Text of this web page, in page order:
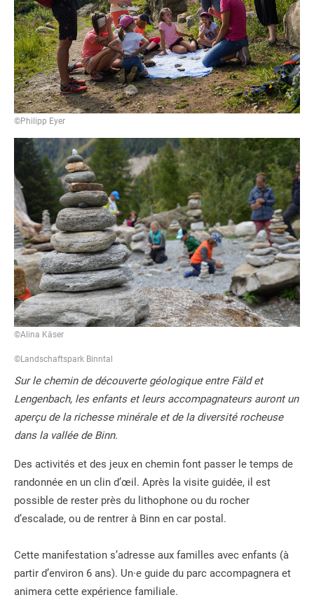
©Philipp Eyer
©Alina Käser
©Landschaftspark Binntal
Sur le chemin de découverte géologique entre Fäld et
Lengenbach, les enfants et leurs accompagnateurs auront un
aperçu de la richesse minérale et de la diversité rocheuse
dans la vallée de Binn.
Des activités et des jeux en chemin font passer le temps de
randonnée en un clin d’œil. Après la visite guidée, il est
possible de rester près du lithophone ou du rocher
d’escalade, ou de rentrer à Binn en car postal.
Cette manifestation s’adresse aux familles avec enfants (à
partir d’environ 6 ans). Un·e guide du parc accompagnera et
animera cette expérience familiale.